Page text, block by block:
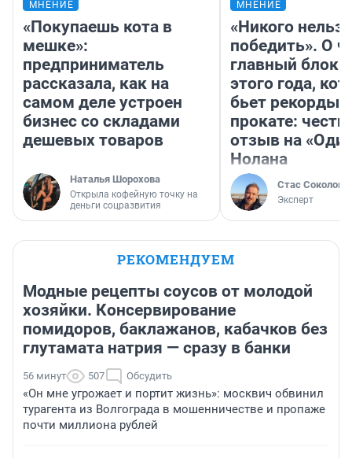
МНЕНИЕ
«Покупаешь кота в
мешке»:
предприниматель
рассказала, как на
самом деле устроен
бизнес со складами
дешевых товаров
Наталья Шорохова
Открыла кофейную точку на
деньги соцразвития
МНЕНИЕ
«Никого нельзя
победить». О
главный
этого года,
бьет рекорды в
прокате:
отзыв на
Нолана
Стас Соколов
Эксперт
РЕКОМЕНДУЕМ
Модные рецепты соусов от молодой
хозяйки. Консервирование
помидоров, баклажанов, кабачков без
глутамата натрия — сразу в банки
56 минут 507 Обсудить
«Он мне угрожает и портит жизнь»: москвич обвинил
турагента из Волгограда в мошенничестве и пропаже
почти миллиона рублей